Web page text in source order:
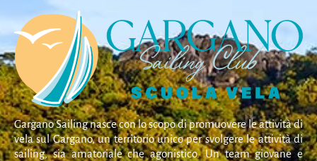
Gargano Sailing nasce con lo scopo di promuovere le attività di
vela sul Gargano, un territorio unico per svolgere le attività di
sailing, sia amatoriale che agonistico. Un team giovane e